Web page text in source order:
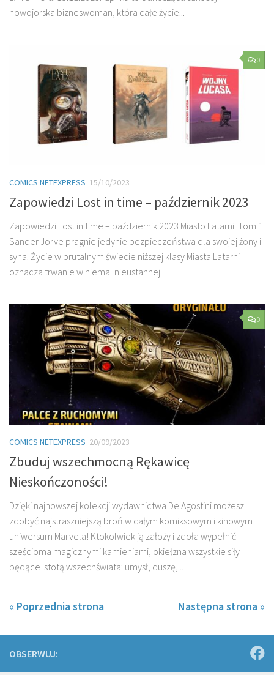
nowojorska bizneswoman, która całe życie...
0
COMICS NETEXPRESS 15/10/2023
Zapowiedzi Lost in time – październik 2023
Zapowiedzi Lost in time – październik 2023 Miasto Latarni. Tom 1
Sander Jorve pragnie jedynie bezpieczeństwa dla swojej żony i
syna. Życie w brutalnym świecie niższej klasy Miasta Latarni
oznacza trwanie w niemal nieustannej...
0
COMICS NETEXPRESS 20/09/2023
Zbuduj wszechmocną Rękawicę
Nieskończoności!
Dzięki najnowszej kolekcji wydawnictwa De Agostini możesz
zdobyć najstraszniejszą broń w całym komiksowym i kinowym
uniwersum Marvela! Ktokolwiek ją założy i zdoła wypełnić
sześcioma magicznymi kamieniami, okiełzna wszystkie siły
będące istotą wszechświata: umysł, duszę,...
« Poprzednia strona Następna strona »
OBSERWUJ: